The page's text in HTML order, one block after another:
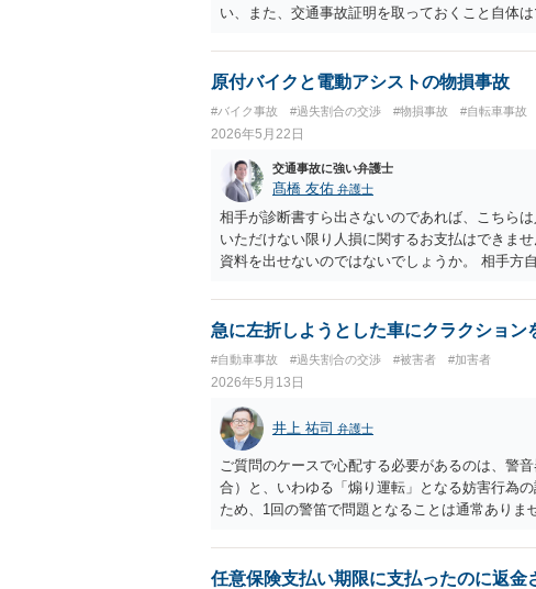
い、また、交通事故証明を取っておくこと自体
原付バイクと電動アシストの物損事故
#バイク事故 #過失割合の交渉 #物損事故 #自転車事故
2026年5月22日
交通事故に強い弁護士
髙橋 友佑 弁護士
相手が診断書すら出さないのであれば、こちら
いただけない限り人損に関するお支払はできま
資料を出せないのではないでしょうか。 相手方
して、自転車の時価を限度としたお支払しかす
けることになります。 要するに、相手の自転車
なります。 時価は、同種同等の中古品が市場で
るしかありません。 当方にも物損が生じており
請求することが可能です。 例えば、原付の時価
割の場合、当方は、物損として５万円を請求で
理をした上、２万５０００円を請求していくこ
急に左折しようとした車にクラクション
#自動車事故 #過失割合の交渉 #被害者 #加害者
2026年5月13日
井上 祐司 弁護士
ご質問のケースで心配する必要があるのは、警
合）と、いわゆる「煽り運転」となる妨害行為
ため、1回の警笛で問題となることは通常あり
なることはないと考えます。
任意保険支払い期限に支払ったのに返